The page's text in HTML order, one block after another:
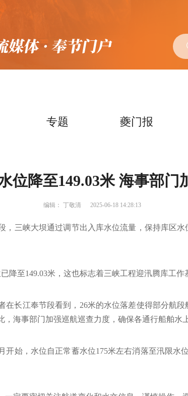
专题 夔门报
位降至149.03米 海事部门
编辑： 丁敬清 2025-06-18 14:28:13
，三峡大坝通过调节出入库水位流量，保持库区
降至149.03米，这也标志着三峡工程迎汛腾库工作
在长江奉节段看到，26米的水位落差使得部分航
海事部门加强巡航巡查力度，确保各通行船舶水
开始，水位自正常蓄水位175米左右消落至汛限水